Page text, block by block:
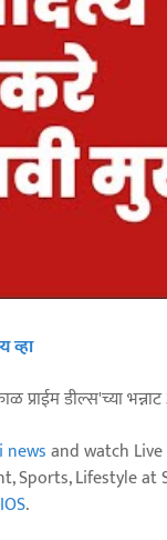
व्हा
प्राईम डील्स'च्या
and watch Live
Sports, Lifestyle at
IOS.